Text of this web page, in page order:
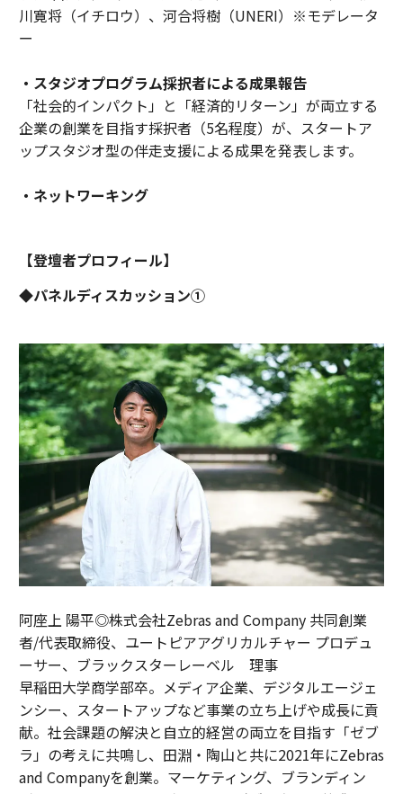
川寛将（イチロウ）、河合将樹（UNERI）※モデレータ
ー
・スタジオプログラム採択者による成果報告
「社会的インパクト」と「経済的リターン」が両立する
企業の創業を目指す採択者（5名程度）が、スタートア
ップスタジオ型の伴走支援による成果を発表します。
・ネットワーキング
【登壇者プロフィール】
◆パネルディスカッション①
阿座上 陽平◎株式会社Zebras and Company 共同創業
者/代表取締役、ユートピアアグリカルチャー プロデュ
ーサー、ブラックスターレーベル 理事
早稲田大学商学部卒。メディア企業、デジタルエージェ
ンシー、スタートアップなど事業の立ち上げや成長に貢
献。社会課題の解決と自立的経営の両立を目指す「ゼブ
ラ」の考えに共鳴し、田淵・陶山と共に2021年にZebras
and Companyを創業。マーケティング、ブランディン